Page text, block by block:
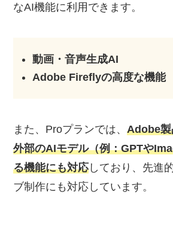
なAI機能に利用できます。
動画・音声生成AI
Adobe Fireflyの高度な機能
また、Proプランでは、Adobe製
外部のAIモデル（例：GPTや
る機能にも対応しており、先進
ブ制作にも対応しています。